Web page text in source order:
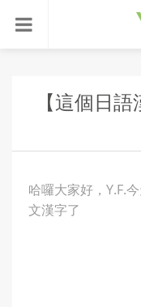
【這個日
哈囉大家好，Y.F.
文漢字了